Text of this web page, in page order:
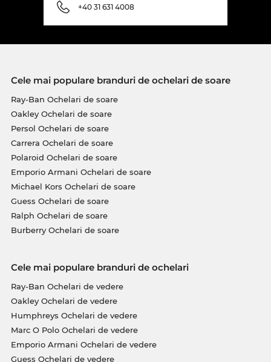
+40 31 631 4008
Cele mai populare branduri de ochelari de soare
Ray-Ban Ochelari de soare
Oakley Ochelari de soare
Persol Ochelari de soare
Carrera Ochelari de soare
Polaroid Ochelari de soare
Emporio Armani Ochelari de soare
Michael Kors Ochelari de soare
Guess Ochelari de soare
Ralph Ochelari de soare
Burberry Ochelari de soare
Cele mai populare branduri de ochelari
Ray-Ban Ochelari de vedere
Oakley Ochelari de vedere
Humphreys Ochelari de vedere
Marc O Polo Ochelari de vedere
Emporio Armani Ochelari de vedere
Guess Ochelari de vedere